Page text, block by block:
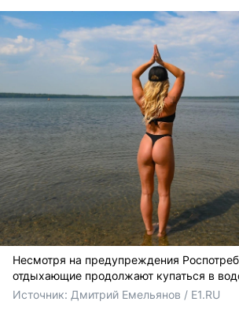
Несмотря на предупреждения
отдыхающие продолжают купаться в
Источник: Дмитрий Емельянов / E1.RU